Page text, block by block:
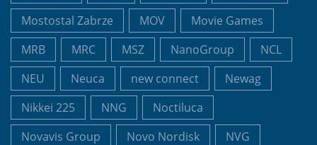
Mostostal Zabrze
MOV
Movie Games
MRB
MRC MSZ NanoGroup
NCL
NEU
Neuca new connect
Newag
Nikkei 225
NNG
Noctiluca
Novavis Group
Novo Nordisk
NVG